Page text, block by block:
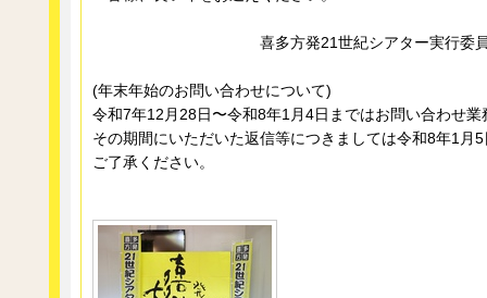
喜多方発21世紀シアター実行委員
(年末年始のお問い合わせについて)
令和7年12月28日〜令和8年1月4日まではお問い合わせ
その期間にいただいた返信等につきましては令和8年1月
ご了承ください。